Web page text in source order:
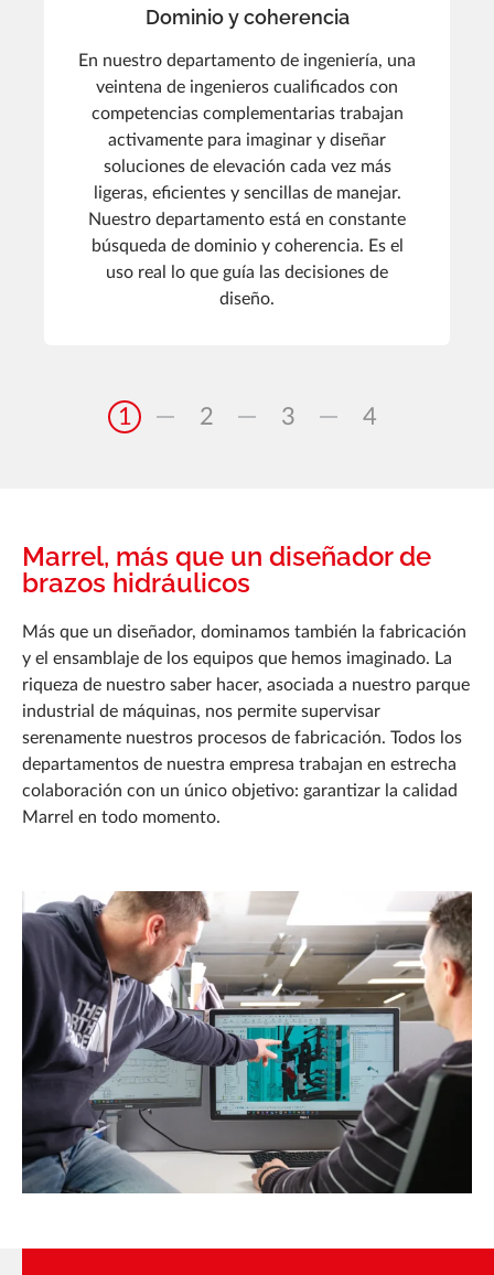
Dominio y coherencia
En nuestro departamento de ingeniería, una
veintena de ingenieros cualificados con
competencias complementarias trabajan
activamente para imaginar y diseñar
soluciones de elevación cada vez más
ligeras, eficientes y sencillas de manejar.
Nuestro departamento está en constante
búsqueda de dominio y coherencia. Es el
uso real lo que guía las decisiones de
diseño.
1 2 3 4
Marrel, más que un diseñador de
brazos hidráulicos
Más que un diseñador, dominamos también la fabricación
y el ensamblaje de los equipos que hemos imaginado. La
riqueza de nuestro saber hacer, asociada a nuestro parque
industrial de máquinas, nos permite supervisar
serenamente nuestros procesos de fabricación. Todos los
departamentos de nuestra empresa trabajan en estrecha
colaboración con un único objetivo: garantizar la calidad
Marrel en todo momento.